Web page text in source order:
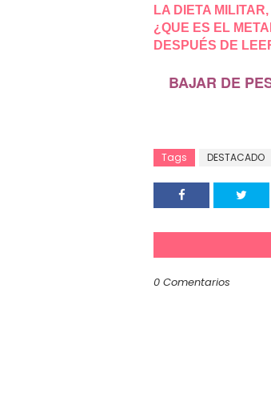
LA DIETA
¿QUE ES EL
DESPUÉS DE
BAJAR DE
Tags DESTACADO
0 Comentarios